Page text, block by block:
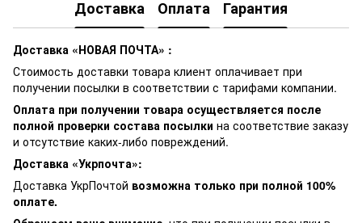
Доставка Оплата Гарантия
Доставка «НОВАЯ ПОЧТА» :
Стоимость доставки товара клиент оплачивает при
получении посылки в соответствии с тарифами компании.
Оплата при получении товара осуществляется после
полной проверки состава посылки на соответствие заказу
и отсутствие каких-либо повреждений.
Доставка «Укрпочта»:
Доставка УкрПочтой возможна только при полной 100%
оплате.